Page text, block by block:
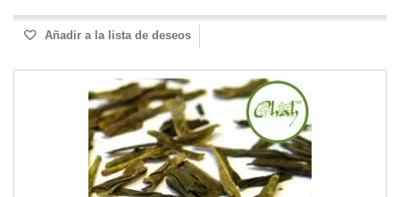
Añadir a la lista de deseos